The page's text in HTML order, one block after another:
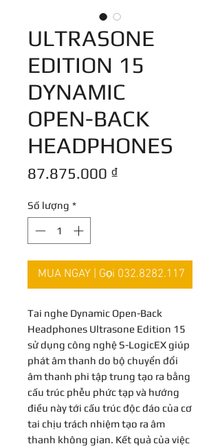
ULTRASONE
EDITION 15
DYNAMIC
OPEN-BACK
HEADPHONES
87.875.000 ₫
Số lượng *
MUA NGAY | Gọi 032.8282.117
Tai nghe Dynamic Open-Back
Headphones Ultrasone Edition 15
sử dụng công nghệ S-LogicEX giúp
phát âm thanh do bộ chuyển đổi
âm thanh phi tập trung tạo ra bằng
cấu trúc phễu phức tạp và hướng
điều này tới cấu trúc độc đáo của cơ
tai chịu trách nhiệm tạo ra âm
thanh không gian. Kết quả của việc